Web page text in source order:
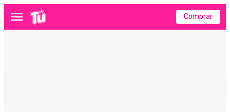
Menú Comprar